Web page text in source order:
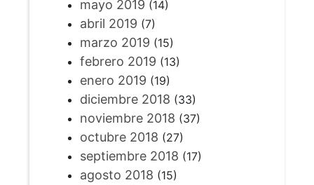
mayo 2019 (14)
abril 2019 (7)
marzo 2019 (15)
febrero 2019 (13)
enero 2019 (19)
diciembre 2018 (33)
noviembre 2018 (37)
octubre 2018 (27)
septiembre 2018 (17)
agosto 2018 (15)